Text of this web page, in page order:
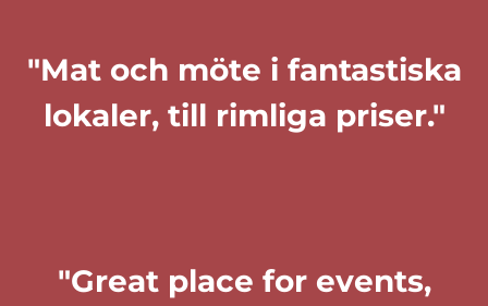
"Mat och möte i fantastiska
lokaler, till rimliga priser."
"Great place for events,